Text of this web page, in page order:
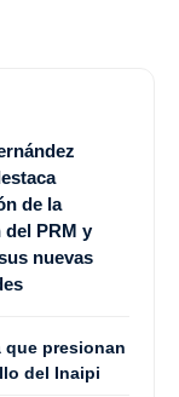
de la
PRM y
nuevas
que presionan
del Inaipi